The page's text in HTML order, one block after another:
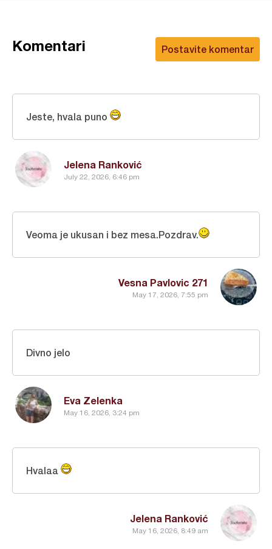
Postavite komentar
Komentari
Jelena Ranković
July 22, 2026, 6:46 pm
Jeste, hvala puno
Vesna Pavlovic 271
May 17, 2026, 7:55 pm
Veoma je ukusan i bez mesa.Pozdrav.
Eva Zelenka
May 16, 2026, 3:24 pm
Divno jelo
Jelena Ranković
May 16, 2026, 8:49 am
Hvalaa